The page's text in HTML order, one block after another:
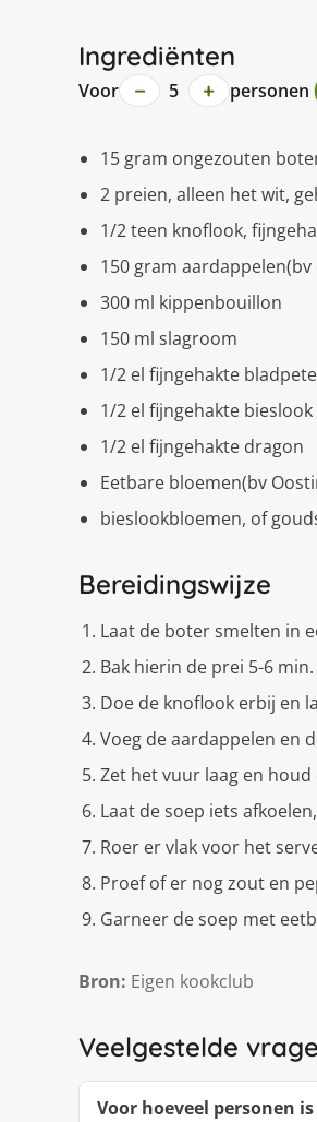
Ingrediënten
Voor − 5 + personen
15 gram ongezouten
2 preien, alleen het wit,
1/2 teen knoflook,
150 gram
300 ml kippenbouillon
150 ml slagroom
1/2 el fijngehakte
1/2 el fijngehakte bieslook
1/2 el fijngehakte dragon
Eetbare bloemen(bv
bieslookbloemen, of
Bereidingswijze
Laat de boter smelten in
Bak hierin de prei 5-6
Doe de knoflook erbij en
Voeg de aardappelen en
Zet het vuur laag en
Laat de soep iets
Roer er vlak voor het
Proef of er nog zout en
Garneer de soep met
Bron: Eigen kookclub
Veelgestelde
Voor hoeveel personen